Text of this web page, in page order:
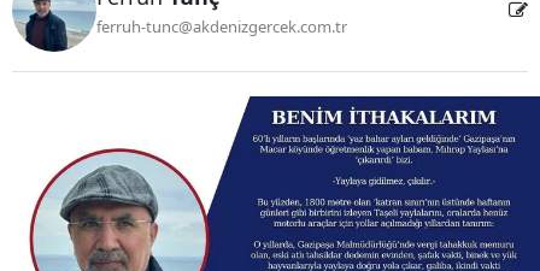
ferruh-tunc@akdenizgercek.com.tr